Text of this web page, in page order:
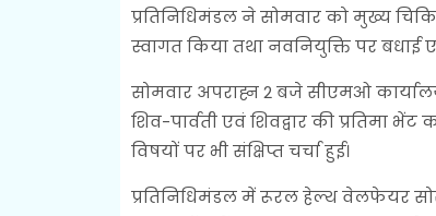
प्रतिनिधिमंडल ने सोमवार को मुख्य
स्वागत किया तथा नवनियुक्ति पर बधाई
सोमवार अपराह्न 2 बजे सीएमओ
शिव-पार्वती एवं शिवद्वार की प्रतिमा
विषयों पर भी संक्षिप्त चर्चा हुई।
प्रतिनिधिमंडल में रूरल हेल्थ वेलफेयर